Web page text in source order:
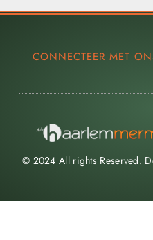
CONNECTEER MET
© 2024 All rights Reserved.